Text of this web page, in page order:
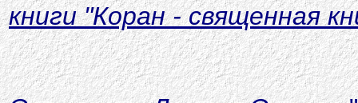
книги "Коран - священная